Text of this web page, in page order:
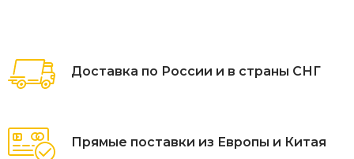
Доставка по России и в страны СНГ
Прямые поставки из Европы и Китая